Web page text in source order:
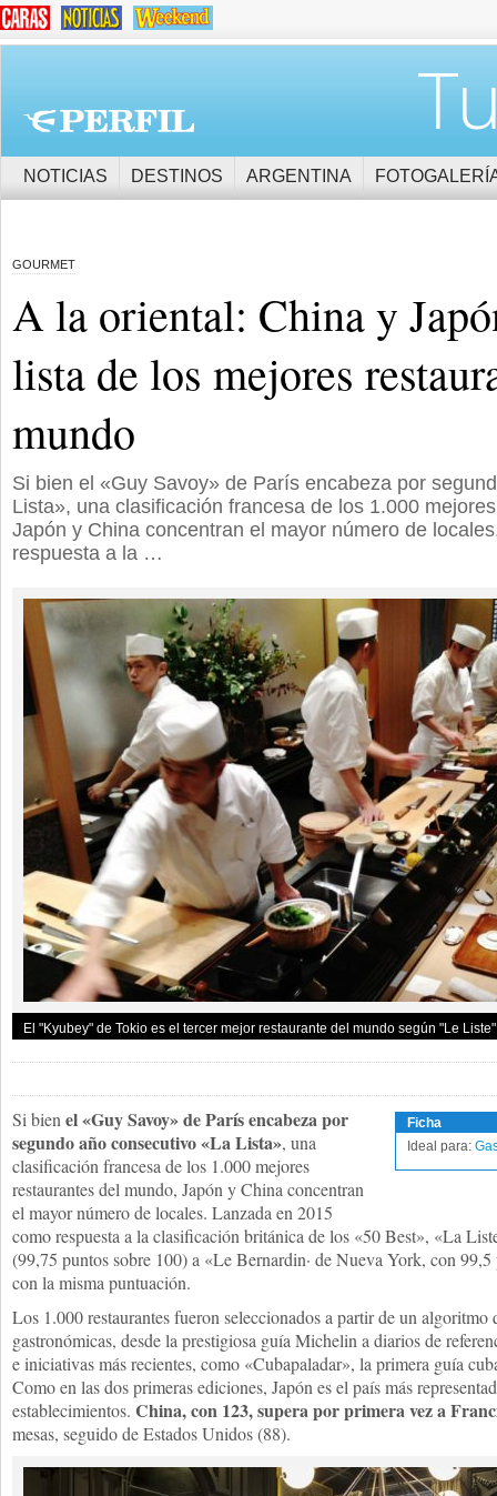
NOTICIAS DESTINOS ARGENTINA
GOURMET
A la oriental: China y
lista de los mejores
mundo
Si bien el «Guy Savoy» de París encabeza por
Lista», una clasificación francesa de los 1.000
Japón y China concentran el mayor número de
respuesta a la …
El "Kyubey" de Tokio es el tercer mejor restaurante del mundo según "Le
Ficha
Ideal para:
Si bien el «Guy Savoy» de París encabeza por
segundo año consecutivo «La Lista», una
clasificación francesa de los 1.000 mejores
restaurantes del mundo, Japón y China concentran
el mayor número de locales. Lanzada en 2015
como respuesta a la clasificación británica de los «50 Best», «La
(99,75 puntos sobre 100) a «Le Bernardin· de Nueva York, con
con la misma puntuación.
Los 1.000 restaurantes fueron seleccionados a partir de un algoritmo
gastronómicas, desde la prestigiosa guía Michelin a diarios de
e iniciativas más recientes, como «Cubapaladar», la primera guía
Como en las dos primeras ediciones, Japón es el país más
establecimientos. China, con 123, supera por primera vez a
mesas, seguido de Estados Unidos (88).